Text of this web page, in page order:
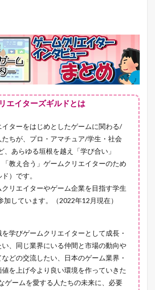
エイターズギルドとは
ターをはじめとしたゲームに関わる/
ちが、プロ・アマチュア/学生・社会
、あらゆる垣根を越え「学び合い」
「教え合う」ゲームクリエイターのため
）です。
リエイターやゲーム企業を目指す学生
加しています。（2022年12月現在）
学びゲームクリエイターとして成長・
、同じ業界にいる仲間と市場の動向や
どの交流したい、日本のゲーム業界・
を上げ今より良い環境を作っていきた
ゲームを愛する人たちの未来に、必要